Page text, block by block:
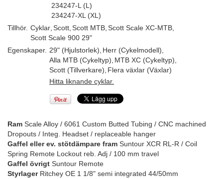
234247-L (L)
234247-XL (XL)
Tillhör. Cyklar Scott Scott MTB Scott Scale XC-MTB
Scott Scale 900 29"
Egenskaper. 29" (Hjulstorlek) Herr (Cykelmodell)
Alla MTB (Cykeltyp) MTB XC (Cykeltyp)
Scott (Tillverkare) Flera växlar (Växlar)
Hitta liknande cyklar.
Ram Scale Alloy / 6061 Custom Butted Tubing / CNC machined
Dropouts / Integ. Headset / replaceable hanger
Gaffel eller ev. stötdämpare fram Suntour XCR RL-R / Coil
Spring Remote Lockout reb. Adj / 100 mm travel
Gaffel övrigt Suntour Remote
StyrlagerRitchey OE 1 1/8" semi integrated 44/50mm